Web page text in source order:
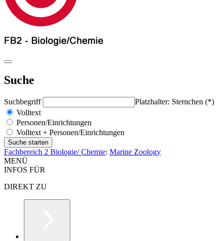
Suche
Suchbegriff
Platzhalter: Sternchen (*)
Volltext
Personen/Einrichtungen
Volltext + Personen/Einrichtungen
Fachbereich 2 Biologie/ Chemie: Marine Zoology
MENÜ
INFOS FÜR
DIREKT ZU